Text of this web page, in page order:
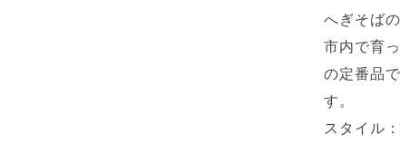
へぎそば
市内で育
の定番品
す。
スタイル